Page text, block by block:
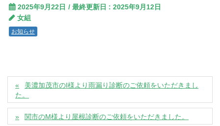
2025年9月22日 / 最終更新日 : 2025年9月12日
女組
お知らせ
美濃加茂市のI様より雨漏り診断のご依頼をいただきまし
た。
関市のM様より屋根診断のご依頼をいただきました。